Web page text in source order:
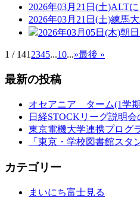
2026年03月21日(土)ALT
2026年03月21日(土)練馬
2026年03月05日(木)朝
1 / 141 2345...10...»最後 »
最新の投稿
オセアニア ターム(1学
日経STOCKリーグ説明
東京電機大学連携プログ
「東京・学校図書館スタ
カテゴリー
まいにち富士見る